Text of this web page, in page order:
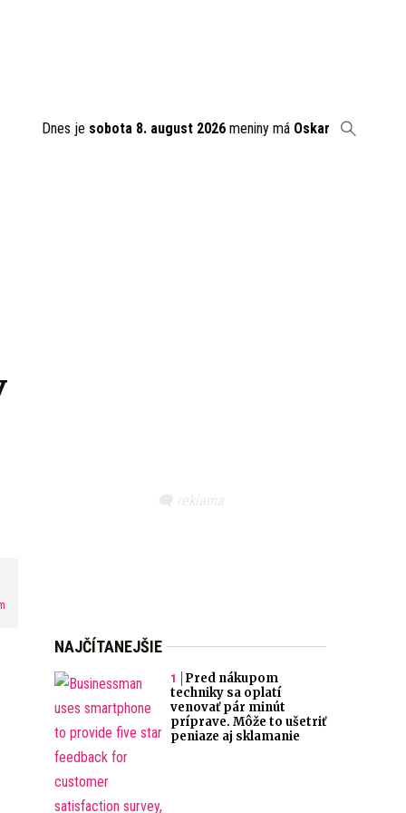
Dnes je sobota 8. august 2026 meniny má Oskar
NAJČÍTANEJŠIE
Pred nákupom
techniky sa oplatí
venovať pár minút
príprave. Môže to ušetriť
peniaze aj sklamanie